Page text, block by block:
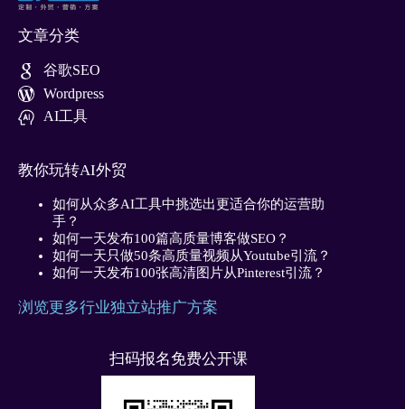
文章分类
谷歌SEO
Wordpress
AI工具
教你玩转AI外贸
如何从众多AI工具中挑选出更适合你的运营助
手？
如何一天发布100篇高质量博客做SEO？
如何一天只做50条高质量视频从Youtube引流？
如何一天发布100张高清图片从Pinterest引流？
浏览更多行业独立站推广方案
扫码报名免费公开课